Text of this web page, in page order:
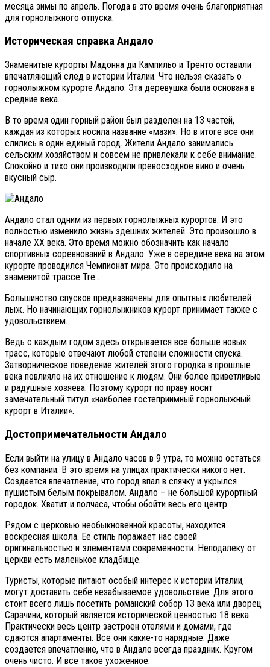
месяца зимы по апрель. Погода в это время очень благоприятная
для горнолыжного отпуска.
Историческая справка Андало
Знаменитые курорты Мадонна ди Кампильо и Тренто оставили
впечатляющий след в истории Италии. Что нельзя сказать о
горнолыжном курорте Андало. Эта деревушка была основана в
средние века.
В то время один горный район был разделен на 13 частей,
каждая из которых носила название «мази». Но в итоге все они
слились в один единый город. Жители Андало занимались
сельским хозяйством и совсем не привлекали к себе внимание.
Спокойно и тихо они производили превосходное вино и очень
вкусный сыр.
Андало стал одним из первых горнолыжных курортов. И это
полностью изменило жизнь здешних жителей. Это произошло в
начале ХХ века. Это время можно обозначить как начало
спортивных соревнований в Андало. Уже в середине века на этом
курорте проводился Чемпионат мира. Это происходило на
знаменитой трассе Tre .
Большинство спусков предназначены для опытных любителей
лыж. Но начинающих горнолыжников курорт принимает также с
удовольствием.
Ведь с каждым годом здесь открывается все больше новых
трасс, которые отвечают любой степени сложности спуска.
Затворническое поведение жителей этого городка в прошлые
века повлияло на их отношение к людям. Они более приветливые
и радушные хозяева. Поэтому курорт по праву носит
замечательный титул «наиболее гостеприимный горнолыжный
курорт в Италии».
Достопримечательности Андало
Если выйти на улицу в Андало часов в 9 утра, то можно остаться
без компании. В это время на улицах практически никого нет.
Создается впечатление, что город впал в спячку и укрылся
пушистым белым покрывалом. Андало – не большой курортный
городок. Хватит и полчаса, чтобы обойти весь его центр.
Рядом с церковью необыкновенной красоты, находится
воскресная школа. Ее стиль поражает нас своей
оригинальностью и элементами современности. Неподалеку от
церкви есть маленькое кладбище.
Туристы, которые питают особый интерес к истории Италии,
могут доставить себе незабываемое удовольствие. Для этого
стоит всего лишь посетить романский собор 13 века или дворец
Сарачини, который является исторической ценностью 18 века.
Практически весь центр застроен отелями и домами, где
сдаются апартаменты. Все они какие-то нарядные. Даже
создается впечатление, что в Андало всегда праздник. Кругом
очень чисто. И все такое ухоженное.